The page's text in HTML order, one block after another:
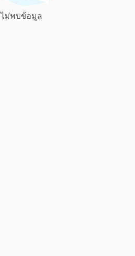
ไม่พบข้อมูล